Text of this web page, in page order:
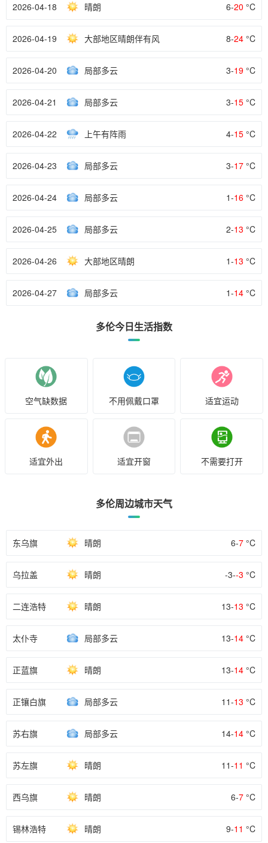
2026-04-18 晴朗 6-20 °C
2026-04-19 大部地区晴朗伴有风 8-24 °C
2026-04-20 局部多云 3-19 °C
2026-04-21 局部多云 3-15 °C
2026-04-22 上午有阵雨 4-15 °C
2026-04-23 局部多云 3-17 °C
2026-04-24 局部多云 1-16 °C
2026-04-25 局部多云 2-13 °C
2026-04-26 大部地区晴朗 1-13 °C
2026-04-27 局部多云 1-14 °C
多伦今日生活指数
空气缺数据 不用佩戴口罩 适宜运动
适宜外出 适宜开窗 不需要打开
多伦周边城市天气
东乌旗 晴朗 6-7 °C
乌拉盖 晴朗 -3--3 °C
二连浩特 晴朗 13-13 °C
太仆寺 局部多云 13-14 °C
正蓝旗 晴朗 13-14 °C
正镶白旗 局部多云 11-13 °C
苏右旗 局部多云 14-14 °C
苏左旗 晴朗 11-11 °C
西乌旗 晴朗 6-7 °C
锡林浩特 晴朗 9-11 °C